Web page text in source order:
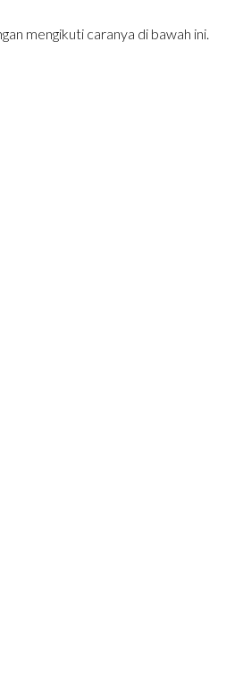
mengikuti caranya di bawah ini.